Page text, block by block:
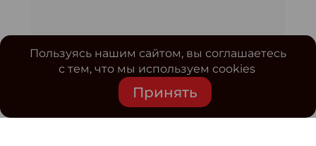
Пользуясь нашим сайтом, вы соглашаетесь
с тем, что мы используем cookies
Принять